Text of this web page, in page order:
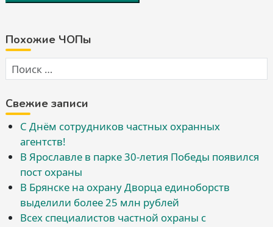
Похожие ЧОПы
Свежие записи
С Днём сотрудников частных охранных
агентств!
В Ярославле в парке 30-летия Победы появился
пост охраны
В Брянске на охрану Дворца единоборств
выделили более 25 млн рублей
Всех специалистов частной охраны с